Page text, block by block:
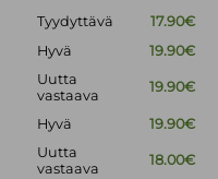
Tyydyttävä
17.90€
Hyvä 19.90€
Uutta
vastaava
19.90€
Hyvä 19.90€
Uutta
vastaava
18.00€